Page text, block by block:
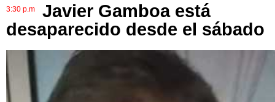
3:30 p.m
Javier Gamboa está
desaparecido desde el sábado